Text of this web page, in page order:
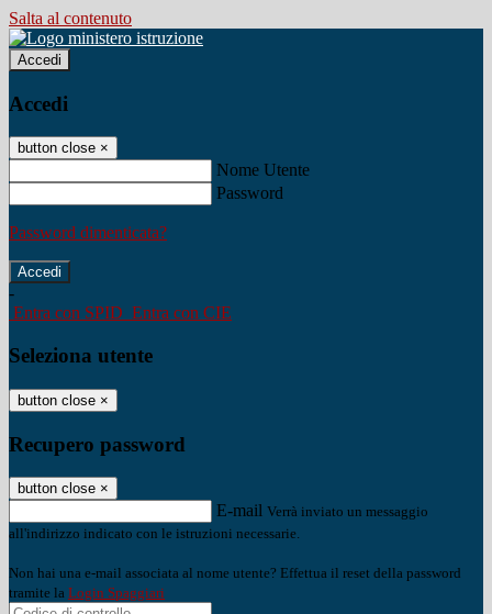
Salta al contenuto
Accedi
Accedi
button close ×
Nome Utente
Password
Password dimenticata?
-
Entra con SPID Entra con CIE
Seleziona utente
button close ×
Recupero password
button close ×
E-mail Verrà inviato un messaggio
all'indirizzo indicato con le istruzioni necessarie.
Non hai una e-mail associata al nome utente? Effettua il reset della password
tramite la Login Spaggiari